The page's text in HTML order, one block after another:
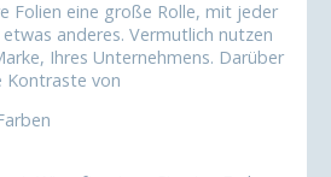
Folien eine große Rolle, mit jeder
anderes. Vermutlich nutzen
Ihres Unternehmens. Darüber
Kontraste von